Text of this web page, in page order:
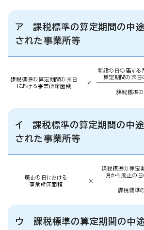
ア 課税標準の算定期間の中
された事業所等
イ 課税標準の算定期間の中
された事業所等
ウ 課税標準の算定期間の中